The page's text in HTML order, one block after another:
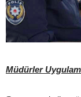
Müdürler